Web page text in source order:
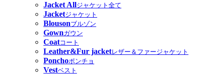
Jacket Allジャケット全て
Jacketジャケット
Blousonブルゾン
Gownガウン
Coatコート
Leather&Fur jacketレザー＆ファージャケット
Ponchoポンチョ
Vestベスト